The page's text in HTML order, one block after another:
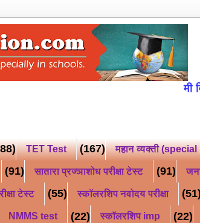
मी
BLOG
TET Test (167) महान व्यक्ती
(91) सातारा प्रज्ञाशोध परीक्षा टेस्ट (91)
टेस्ट (55) स्कॉलरशिप नवोदय परीक्षा (51)
NMMS test (22) स्कॉलरशिप imp (22)